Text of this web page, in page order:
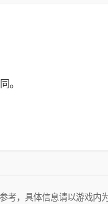
。
考，具体信息请以游戏内